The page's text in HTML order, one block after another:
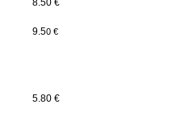
8.50 €
9.50 €
5.80 €